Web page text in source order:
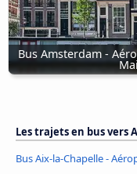
Bus Amsterdam -
Les trajets en bus vers
Bus Aix-la-Chapelle -